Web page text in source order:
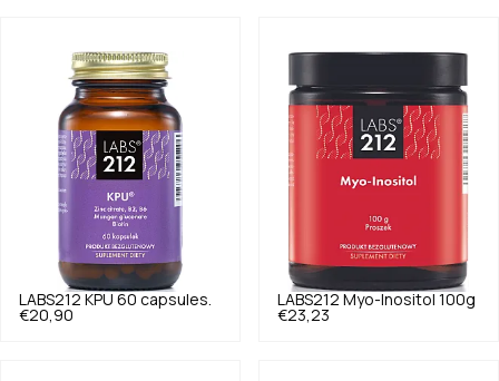
LABS212 KPU 60 capsules.
€20,90
LABS212 Myo-Inositol 100g
€23,23